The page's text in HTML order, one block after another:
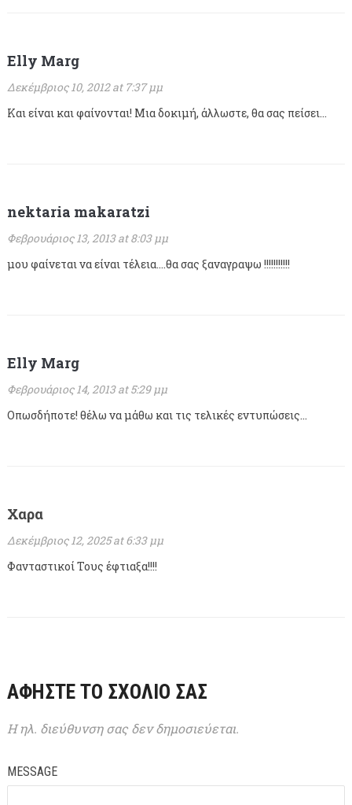
Elly Marg
Δεκέμβριος 10, 2012 at 7:37 μμ
Και είναι και φαίνονται! Μια δοκιμή, άλλωστε, θα σας πείσει…
nektaria makaratzi
Φεβρουάριος 13, 2013 at 8:03 μμ
μου φαίνεται να είναι τέλεια….θα σας ξαναγραψω !!!!!!!!!!!
Elly Marg
Φεβρουάριος 14, 2013 at 5:29 μμ
Οπωσδήποτε! θέλω να μάθω και τις τελικές εντυπώσεις…
Χαρα
Δεκέμβριος 12, 2025 at 6:33 μμ
Φανταστικοί Τους έφτιαξα!!!!
ΑΦΉΣΤΕ ΤΟ ΣΧΌΛΙΌ ΣΑΣ
Η ηλ. διεύθυνση σας δεν δημοσιεύεται.
MESSAGE